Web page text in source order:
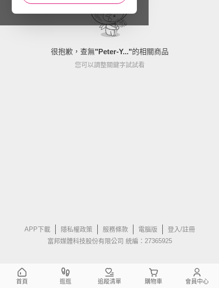
很抱歉，查無"Peter-Y..."的相關商品
您可以調整關鍵字試試看
APP下載 隱私權政策 服務條款 電腦版
登入/註冊
富邦媒體科技股份有限公司 統編：27365925
首頁 逛逛 追蹤清單 購物車 會員中心